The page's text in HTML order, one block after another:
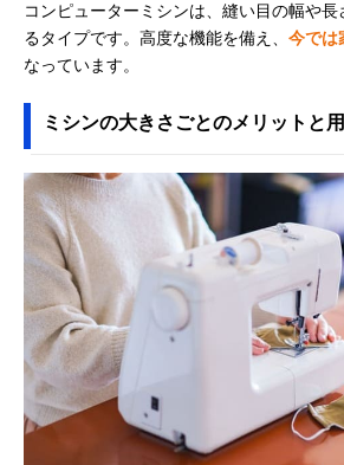
コンピューターミシンは、縫い目の幅や
るタイプです。高度な機能を備え、 今では
なっています。
ミシンの大きさごとのメリットと